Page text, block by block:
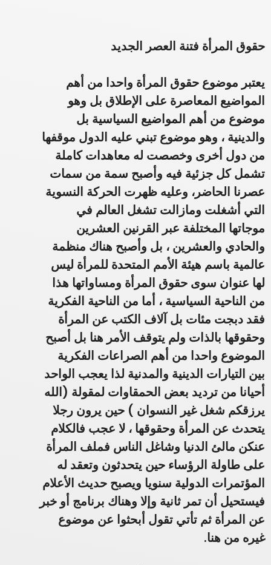
حقوق المرأة فتنة العصر الجديد
يعتبر موضوع حقوق المرأة واحدا من أهم
المواضيع المعاصرة على الإطلاق بل وهو
موضوع من أهم المواضيع السياسية بل
والدينية ، وهو موضوع تبني عليه الدول موقفها
من دول أخرى وخصصت له معاهدات كاملة
تشمل كل جزئية فيه وأصبح سمة من سمات
عصرنا الحاضر، وعليه ظهرت الحركة النسوية
التي أشغلت ومازالت تشغل العالم في
موجاتها المختلفة عبر القرنين العشرين
والحادي والعشرين ، بل وأصبح هناك منظمة
عالمية باسم هيئة الأمم المتحدة للمرأة ليس
لها عنوان سوى حقوق المرأة ومساواتها هذا
من الناحية السياسية ، أما من الناحية الفكرية
فقد دبجت مئات بل آلاف الكتب عن المرأة
وحقوقها بالذات ولم يتوقف الأمر هنا بل أصبح
الموضوع واحدا من أهم الصراعات الفكرية
بين التيارات الدينية والمدنية لذا يعجب الواحد
أحيانا من ترديد بعض الحمقاوات لمقولة (الله
يرزقكم شغل غير النسوان ) حين يرون رجلا
يتحدث عن المرأة وحقوقها ، لا عجب فالكلام
عنكن مالئ الدنيا وشاغل الناس فملف المرأة
على طاولة الرؤساء حين يتحدثون وتعقد له
المؤتمرات الدولية سنويا ويصبح حديث الأعلام
فيستحيل أن تمر ثانية وإلا وهناك برنامج أو خبر
عن المرأة ثم تأتي تقول أبحثوا عن موضوع
غيره من هنا.